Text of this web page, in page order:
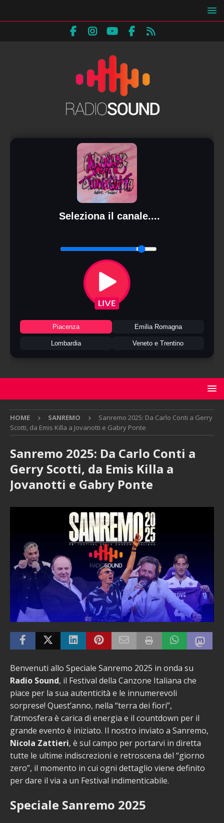
Seleziona il canale....
Piacenza Emilia Romagna
Lombardia Veneto e Trentino
HOME SANREMO
Sanremo 2025: Da Carlo Conti a Gerry
Scotti, da Emis Killa a Jovanotti e Gabry Ponte
Sanremo 2025: Da Carlo Conti a
Gerry Scotti, da Emis Killa a
Jovanotti e Gabry Ponte
Benvenuti allo Speciale Sanremo 2025 in onda su
Radio Sound, il Festival della Canzone Italiana che
piace per la sua autenticità e le innumerevoli
sorprese! Quest’anno, nella “terra dei fiori”,
l’atmosfera è carica di energia e il countdown per il
grande evento è iniziato. Il nostro inviato a Sanremo,
Nicola Zattieri, è sul campo per portarvi in diretta
tutte le ultime indiscrezioni e retroscena del “giorno
zero”, il momento in cui ogni dettaglio viene definito
per dare il via a un Festival indimenticabile.
Speciale Sanremo 2025